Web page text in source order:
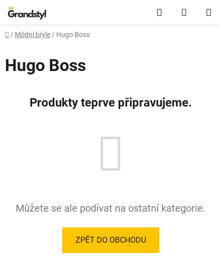
Přejít na obsah Hledat
Domů
/ Módní brýle / Hugo Boss
Hugo Boss
Produkty teprve připravujeme.
Můžete se ale podívat na ostatní kategorie.
ZPĚT DO OBCHODU